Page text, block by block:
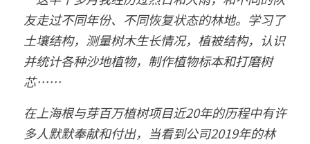
友走过不同年份、不同恢复状态的林地。学习了
土壤结构，测量树木生长情况，植被结构，认识
并统计各种沙地植物，制作植物标本和打磨树
芯……
在上海根与芽百万植树项目近20年的历程中有许
多人默默奉献和付出，当看到公司2019年的林